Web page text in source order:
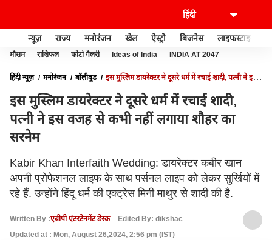
न्यूज़ राज्य मनोरंजन खेल ऐस्ट्रो बिजनेस लाइफस्टाइल
मौसम राशिफल फोटो गैलरी Ideas of India INDIA AT 2047
हिंदी न्यूज़ मनोरंजन बॉलीवुड
इस मुस्लिम डायरेक्टर ने दूसरे धर्म में रचाई शादी, पत्नी ने इस
इस मुस्लिम डायरेक्टर ने दूसरे धर्म में रचाई शादी,
पत्नी ने इस वजह से कभी नहीं लगाया शौहर का
सरनेम
Kabir Khan Interfaith Wedding: डायरेक्टर कबीर खान
अपनी प्रोफेशनल लाइफ के साथ पर्सनल लाइप को लेकर सुर्खियों में
रहे हैं. उन्होंने हिंदू धर्म की एक्ट्रेस मिनी माथुर से शादी की है.
Written By :एबीपी एंटरटेनमेंट डेस्क
Edited By: dikshac
Updated at : Mon, August 26,2024, 2:56 pm (IST)